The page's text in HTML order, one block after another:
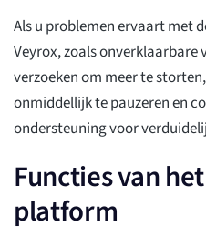
Als u problemen ervaart met
Veyrox, zoals
verzoeken om meer te
onmiddellijk te pauzeren en
ondersteuning voor
Functies van
platform